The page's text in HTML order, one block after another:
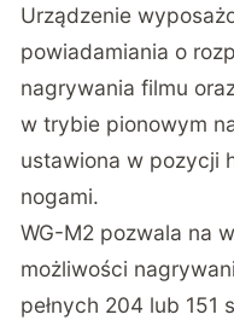
Urządzenie
powiadamiania o
nagrywania filmu
w trybie pionowym
ustawiona w pozycji
nogami.
WG-M2 pozwala na
możliwości
pełnych 204 lub 151